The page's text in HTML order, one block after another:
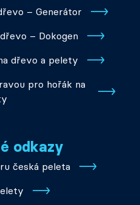
– Generátor
– Dokogen
dřevo a pelety
pro hořák na
odkazy
česká peleta